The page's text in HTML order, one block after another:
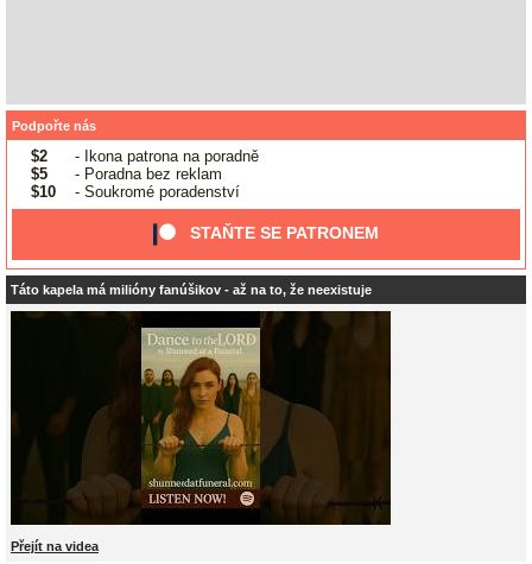
Podpořte nás
$2
- Ikona patrona na poradně
$5
- Poradna bez reklam
$10
- Soukromé poradenství
STAŇTE SE PATRONEM
Táto kapela má milióny fanúšikov - až na to, že neexistuje
Přejít na videa